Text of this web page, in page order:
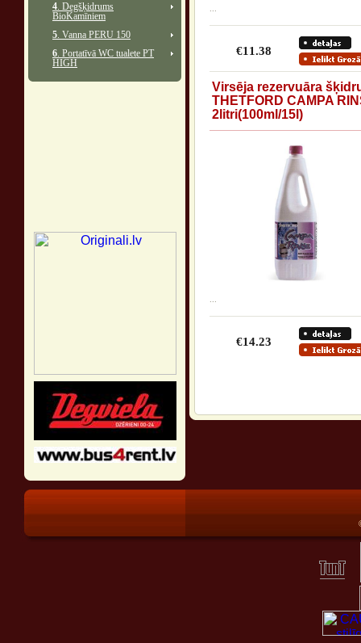
4. Degšķidrums
BioKamīniem
5. Vanna PERU 150
6. Portatīvā WC tualete PT
HIGH
€11.38
Virsēja rezervuāra
THETFORD CAMPA
2litri(100ml/15l)
€14.23